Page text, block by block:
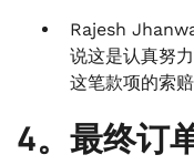
Rajesh
说这是认真努
这笔款项的索赔
4。最终订